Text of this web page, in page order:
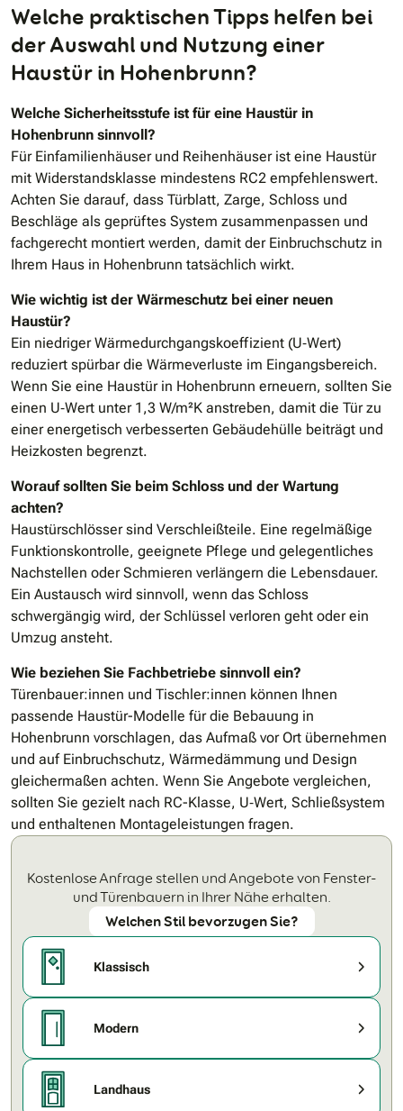
Welche praktischen Tipps helfen bei
der Auswahl und Nutzung einer
Haustür in Hohenbrunn?
Welche Sicherheitsstufe ist für eine Haustür in
Hohenbrunn sinnvoll?
Für Einfamilienhäuser und Reihenhäuser ist eine Haustür
mit Widerstandsklasse mindestens RC2 empfehlenswert.
Achten Sie darauf, dass Türblatt, Zarge, Schloss und
Beschläge als geprüftes System zusammenpassen und
fachgerecht montiert werden, damit der Einbruchschutz in
Ihrem Haus in Hohenbrunn tatsächlich wirkt.
Wie wichtig ist der Wärmeschutz bei einer neuen
Haustür?
Ein niedriger Wärmedurchgangskoeffizient (U‑Wert)
reduziert spürbar die Wärmeverluste im Eingangsbereich.
Wenn Sie eine Haustür in Hohenbrunn erneuern, sollten Sie
einen U‑Wert unter 1,3 W/m²K anstreben, damit die Tür zu
einer energetisch verbesserten Gebäudehülle beiträgt und
Heizkosten begrenzt.
Worauf sollten Sie beim Schloss und der Wartung
achten?
Haustürschlösser sind Verschleißteile. Eine regelmäßige
Funktionskontrolle, geeignete Pflege und gelegentliches
Nachstellen oder Schmieren verlängern die Lebensdauer.
Ein Austausch wird sinnvoll, wenn das Schloss
schwergängig wird, der Schlüssel verloren geht oder ein
Umzug ansteht.
Wie beziehen Sie Fachbetriebe sinnvoll ein?
Türenbauer:innen und Tischler:innen können Ihnen
passende Haustür-Modelle für die Bebauung in
Hohenbrunn vorschlagen, das Aufmaß vor Ort übernehmen
und auf Einbruchschutz, Wärmedämmung und Design
gleichermaßen achten. Wenn Sie Angebote vergleichen,
sollten Sie gezielt nach RC-Klasse, U‑Wert, Schließsystem
und enthaltenen Montageleistungen fragen.
Kostenlose Anfrage stellen und Angebote von Fenster-
und Türenbauern in Ihrer Nähe erhalten.
Welchen Stil bevorzugen Sie?
Klassisch
Modern
Landhaus